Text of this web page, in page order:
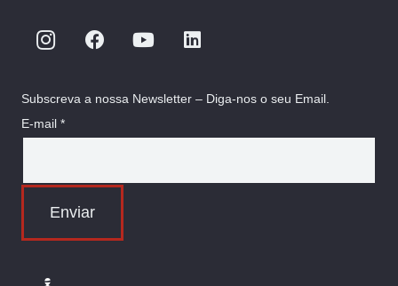
Subscreva a nossa Newsletter – Diga-nos o seu Email.
E-mail *